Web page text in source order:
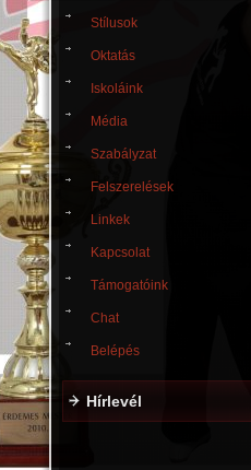
Stílusok
Oktatás
Iskoláink
Média
Szabályzat
Felszerelések
Linkek
Kapcsolat
Támogatóink
Chat
Belépés
Hírlevél